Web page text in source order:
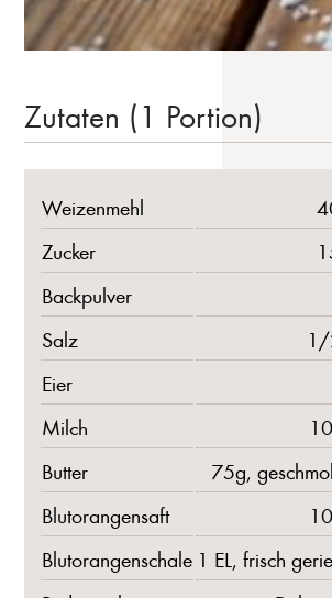
Zutaten (1 Portion)
Weizenmehl
Zucker
Backpulver
Salz
1/
Eier
Milch
Butter
75g,
Blutorangensaft
Blutorangenschale 1 EL, frisch